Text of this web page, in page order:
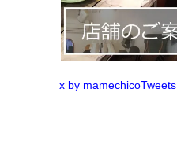
x by mamechicoTweets